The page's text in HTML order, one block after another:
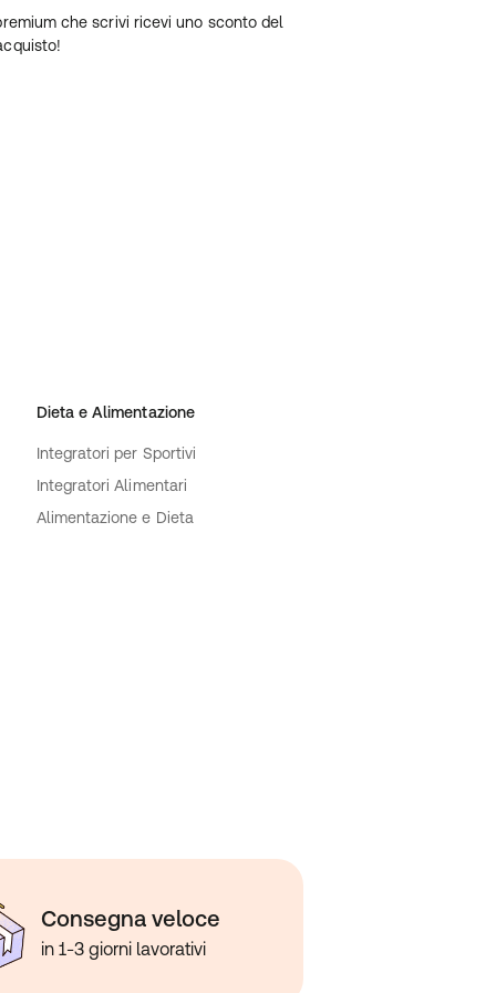
che scrivi ricevi uno sconto del
Dieta e Alimentazione
Integratori per Sportivi
Integratori Alimentari
Alimentazione e Dieta
Consegna veloce
in 1-3 giorni lavorativi